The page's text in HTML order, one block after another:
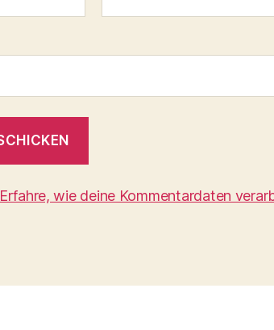
Erfahre, wie deine Kommentardaten